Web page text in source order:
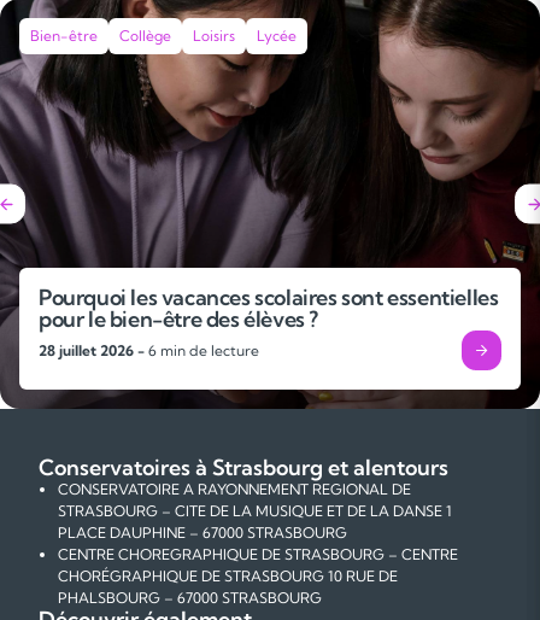
Bien-être Collège Loisirs Lycée
Pourquoi les vacances scolaires sont essentielles
pour le bien-être des élèves ?
28 juillet 2026 - 6 min de lecture
Conservatoires à Strasbourg et alentours
CONSERVATOIRE A RAYONNEMENT REGIONAL DE
STRASBOURG – CITE DE LA MUSIQUE ET DE LA DANSE 1
PLACE DAUPHINE – 67000 STRASBOURG
CENTRE CHOREGRAPHIQUE DE STRASBOURG – CENTRE
CHORÉGRAPHIQUE DE STRASBOURG 10 RUE DE
PHALSBOURG – 67000 STRASBOURG